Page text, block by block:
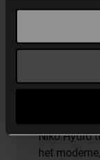
Modern,
Niko Hydro
het